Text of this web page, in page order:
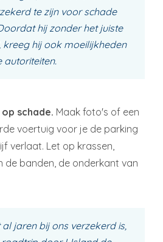
te zijn voor schade
hij zonder het juiste
kreeg hij ook moeilijkheden
autoriteiten.
schade. Maak foto's of een
voertuig voor je de parking
verlaat. Let op krassen,
de banden, de onderkant van
jaren bij ons verzekerd is,